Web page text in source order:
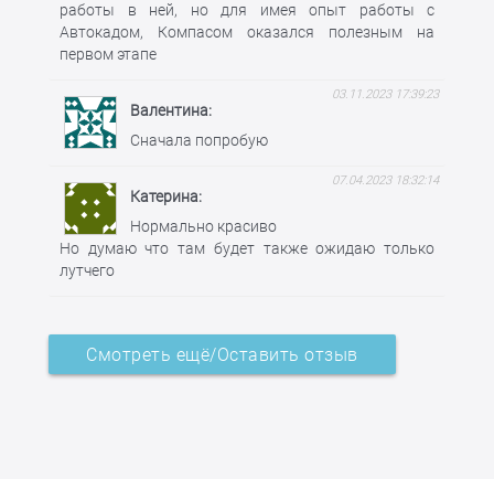
Катерина
07.04.2023 18:32:14
Нормально красиво
Но думаю что там будет также ожидаю только
лутчего
Валентина
03.11.2023 17:39:23
Сначала попробую
работы в ней, но для имея опыт работы с
Автокадом, Компасом оказался полезным на
первом этапе
Смотреть ещё/Оставить отзыв